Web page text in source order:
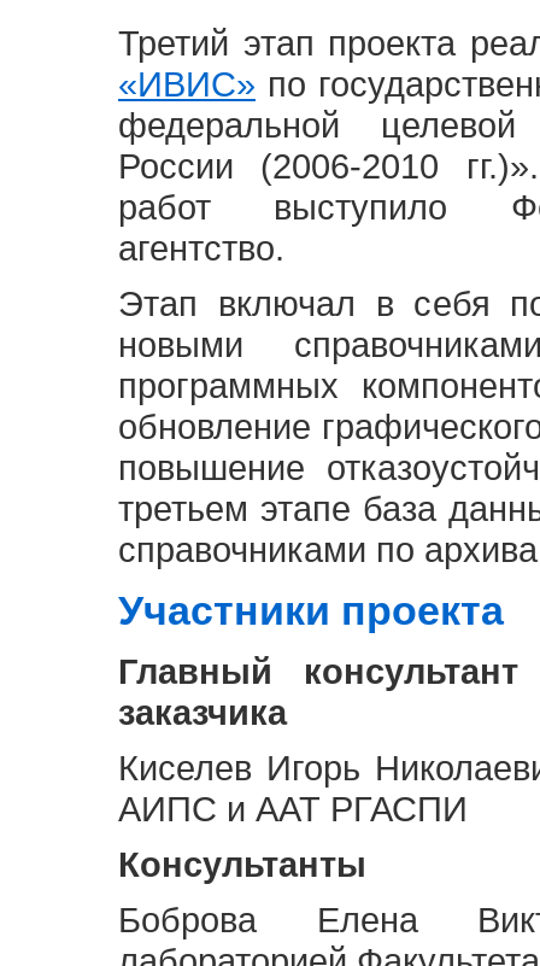
Третий этап проекта
«ИВИС» по
федеральной
России (2006-2010
работ выступило
агентство.
Этап включал в себя
новыми
программных
обновление
повышение
третьем этапе база
справочниками по
Участники проекта
Главный
заказчика
Киселев Игорь
АИПС и ААТ РГАСПИ
Консультанты
Боброва Елена